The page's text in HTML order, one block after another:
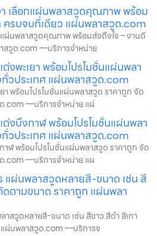
เลือกแผ่นพลาสวูดคุณภาพ พร้อม
ครบจบที่เดียว แผ่นพลาสวูด.com
ผ่นพลาสวูดคุณภาพ พร้อมส่งถึงใจ – งานดี
สวูด.com —บริการจำหน่าย
พะเยา พร้อมโปรโมชั่นแผ่นพลา
วประเทศ แผ่นพลาสวูด.com
พร้อมโปรโมชั่นแผ่นพลาสวูด ราคาถูก จัด
.com —บริการจำหน่าย แผ่
งบึงกาฬ พร้อมโปรโมชั่นแผ่นพลา
วประเทศ แผ่นพลาสวูด.com
ฬ พร้อมโปรโมชั่นแผ่นพลาสวูด ราคาถูก จัด
.com —บริการจำหน่าย แผ
ผ่นพลาสวูดหลายสี-ขนาด เช่น สี
ตามขนาด ราคาถูก แผ่นพลา
สวูดหลายสี-ขนาด เช่น สีขาว สีดำ สีเทา
ผ่นพลาสวูด.com —บริการจ